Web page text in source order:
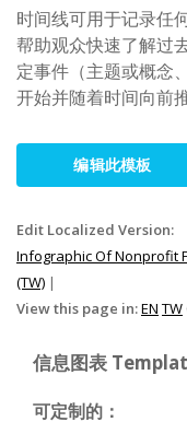
时间线可用于记录任
帮助观众快速了解过
定事件（主题或概念
开始并随着时间向前推
编辑此模板
Edit Localized Version:
Infographic Of Nonprofit
(TW) |
View this page in:EN TW
信息图表
可定制的：